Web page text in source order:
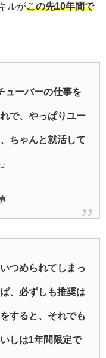
ルがこの先10年間で
ューバーの仕事を
で、やっぱりユー
ちゃんと就活して
つめられてしまっ
、必ずしも推奨は
すると、それでも
しは1年間限定で